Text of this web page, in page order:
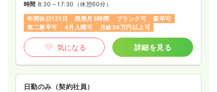
時間 8:30～17:30 （休憩60分）
年間休日121日
残業月3時間 ブランク可
新卒可
第二新卒可
4月入職可 月給34万円以上可
気になる 詳細を見る
日勤のみ（契約社員）